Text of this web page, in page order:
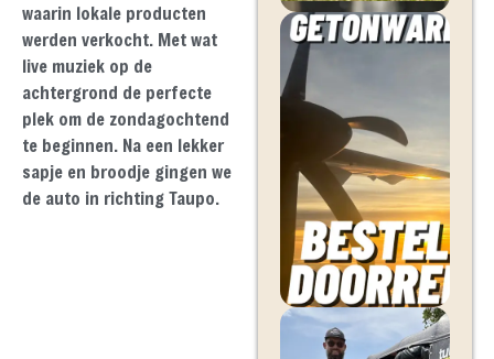
waarin lokale producten
werden verkocht. Met wat
live muziek op de
achtergrond de perfecte
plek om de zondagochtend
te beginnen. Na een lekker
sapje en broodje gingen we
de auto in richting Taupo.